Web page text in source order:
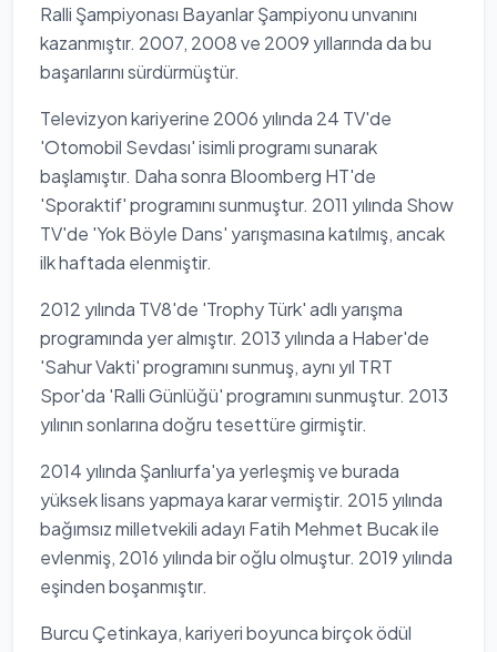
Ralli Şampiyonası Bayanlar Şampiyonu unvanını
kazanmıştır. 2007, 2008 ve 2009 yıllarında da bu
başarılarını sürdürmüştür.
Televizyon kariyerine 2006 yılında 24 TV'de
'Otomobil Sevdası' isimli programı sunarak
başlamıştır. Daha sonra Bloomberg HT'de
'Sporaktif' programını sunmuştur. 2011 yılında Show
TV'de 'Yok Böyle Dans' yarışmasına katılmış, ancak
ilk haftada elenmiştir.
2012 yılında TV8'de 'Trophy Türk' adlı yarışma
programında yer almıştır. 2013 yılında a Haber'de
'Sahur Vakti' programını sunmuş, aynı yıl TRT
Spor'da 'Ralli Günlüğü' programını sunmuştur. 2013
yılının sonlarına doğru tesettüre girmiştir.
2014 yılında Şanlıurfa'ya yerleşmiş ve burada
yüksek lisans yapmaya karar vermiştir. 2015 yılında
bağımsız milletvekili adayı Fatih Mehmet Bucak ile
evlenmiş, 2016 yılında bir oğlu olmuştur. 2019 yılında
eşinden boşanmıştır.
Burcu Çetinkaya, kariyeri boyunca birçok ödül